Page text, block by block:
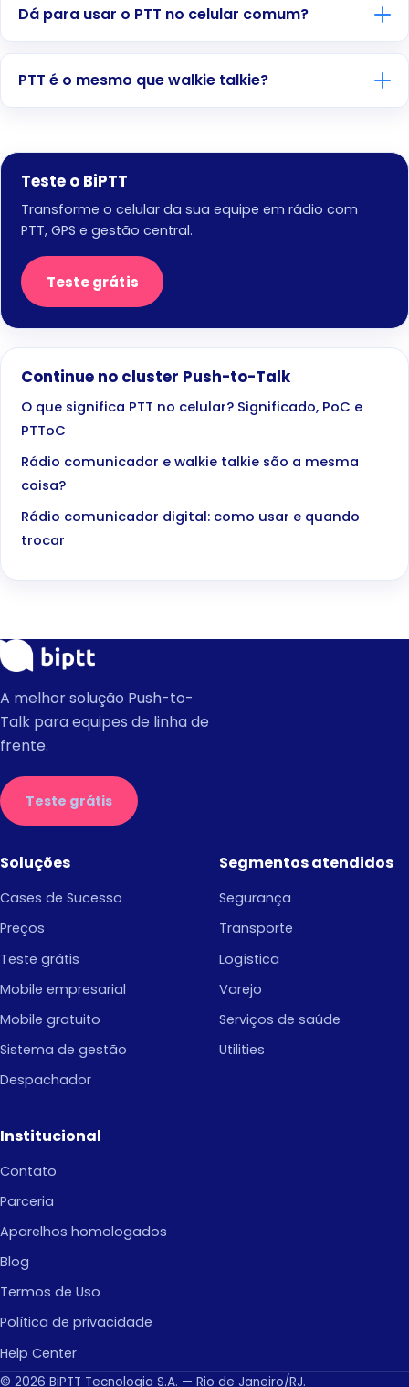
Dá para usar o PTT no celular comum?
PTT é o mesmo que walkie talkie?
Teste o BiPTT
Transforme o celular da sua equipe em rádio com
PTT, GPS e gestão central.
Teste grátis
Continue no cluster Push-to-Talk
O que significa PTT no celular? Significado, PoC e
PTToC
Rádio comunicador e walkie talkie são a mesma
coisa?
Rádio comunicador digital: como usar e quando
trocar
A melhor solução Push-to-
Talk para equipes de linha de
frente.
Teste grátis
Soluções
Cases de Sucesso
Preços
Teste grátis
Mobile empresarial
Mobile gratuito
Sistema de gestão
Despachador
Segmentos atendidos
Segurança
Transporte
Logística
Varejo
Serviços de saúde
Utilities
Institucional
Contato
Parceria
Aparelhos homologados
Blog
Termos de Uso
Política de privacidade
Help Center
© 2026 BiPTT Tecnologia S.A. — Rio de Janeiro/RJ.